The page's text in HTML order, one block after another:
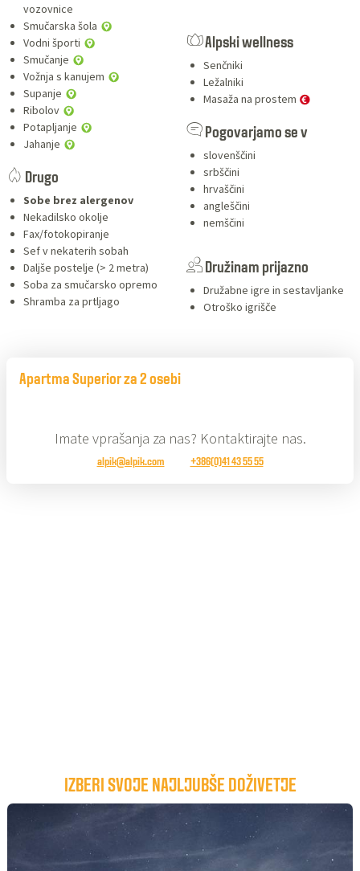
vozovnice
Smučarska šola
Vodni športi
Smučanje
Vožnja s kanujem
Supanje
Ribolov
Potapljanje
Jahanje
Alpski wellness
Senčniki
Ležalniki
Masaža na prostem
Pogovarjamo se v
slovenščini
srbščini
hrvaščini
angleščini
nemščini
Drugo
Sobe brez alergenov
Nekadilsko okolje
Fax/fotokopiranje
Sef v nekaterih sobah
Daljše postelje (> 2 metra)
Soba za smučarsko opremo
Shramba za prtljago
Družinam prijazno
Družabne igre in sestavljanke
Otroško igrišče
Apartma Superior za 2 osebi
Imate vprašanja za nas? Kontaktirajte nas.
alpik@alpik.com +386(0)41 43 55 55
IZBERI SVOJE NAJLJUBŠE DOŽIVETJE